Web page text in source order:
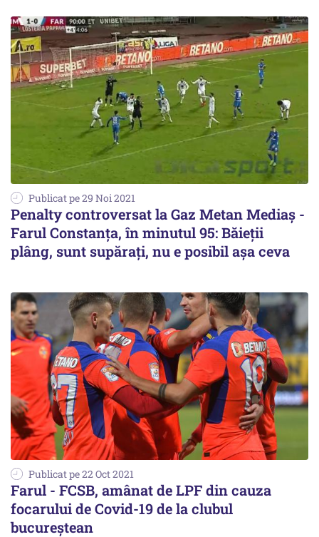
Publicat pe 29 Noi 2021
Penalty controversat la Gaz Metan Mediaş -
Farul Constanţa, în minutul 95: Băieţii
plâng, sunt supăraţi, nu e posibil aşa ceva
Publicat pe 22 Oct 2021
Farul - FCSB, amânat de LPF din cauza
focarului de Covid-19 de la clubul
bucureștean